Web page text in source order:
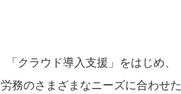
「クラウド導入支援」をはじめ、
労務のさまざまなニーズに合わせた